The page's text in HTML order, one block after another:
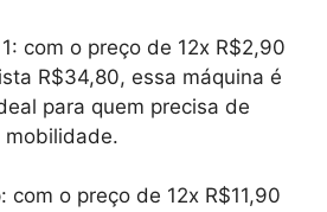
com o preço de 12x R$2,90
R$34,80, essa máquina é
para quem precisa de
mobilidade.
com o preço de 12x R$11,90